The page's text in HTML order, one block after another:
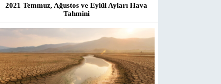
2021 Temmuz, Ağustos ve Eylül Ayları Hava
Tahmini